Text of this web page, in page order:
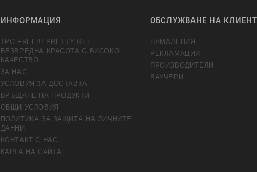
ИНФОРМАЦИЯ
TPO-FREE!!! PRETTY GEL –
БЕЗВРЕДНА КРАСОТА С ВИСОКО
КАЧЕСТВО
ЗА НАС
УСЛОВИЯ ЗА ДОСТАВКА
ВРЪЩАНЕ НА ПРОДУКТИ
ОБЩИ УСЛОВИЯ
ПОЛИТИКА ЗА ЗАЩИТА НА ЛИЧНИТЕ
ДАННИ
КОНТАКТ С НАС
КАРТА НА САЙТА
ОБСЛУЖВАНЕ НА
НАМАЛЕНИЯ
РЕКЛАМАЦИИ
ПРОИЗВОДИТЕЛИ
ВАУЧЕРИ